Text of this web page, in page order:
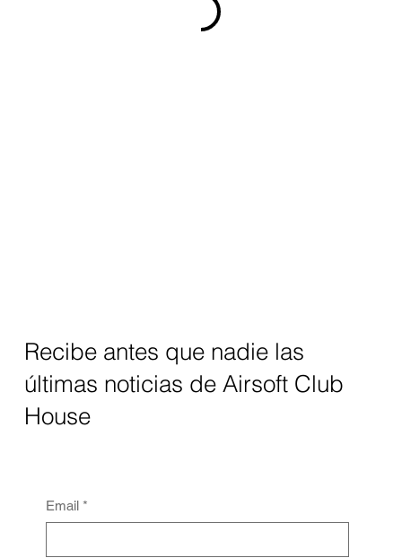
Recibe antes que nadie las
últimas noticias de Airsoft Club
House
Email *